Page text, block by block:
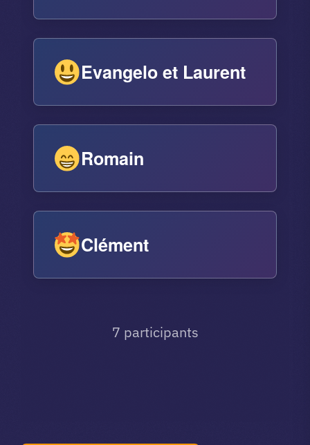
Evangelo et Laurent
Romain
Clément
7 participants